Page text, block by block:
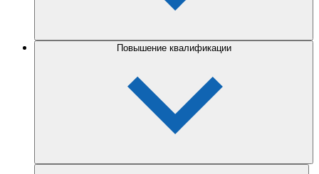
Повышение квалификации